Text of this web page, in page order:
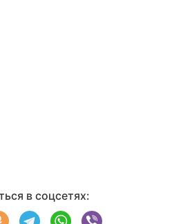
в соцсетях: